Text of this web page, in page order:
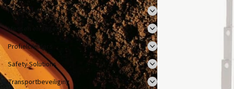
Hangsloten
Messen en zagen
Profielcilinders
Safety Solutions
Transportbeveiliging